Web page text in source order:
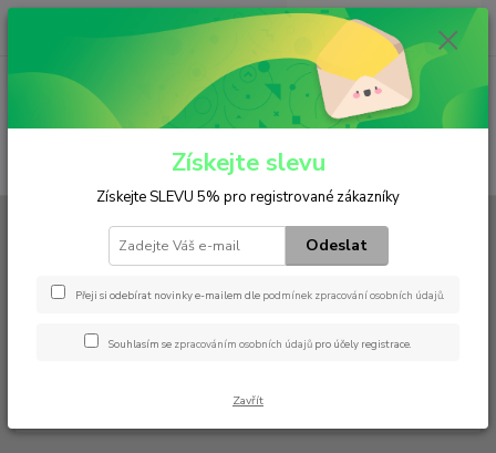
(Po-Pá, 6:30-15 hod.)
ks
0 Kč
P 726 x
Získejte slevu
Získejte SLEVU 5% pro registrované zákazníky
Odeslat
Přeji si odebírat novinky e-mailem dle podmínek zpracování osobních údajů.
Souhlasím se zpracováním osobních údajů pro účely registrace.
Zavřít